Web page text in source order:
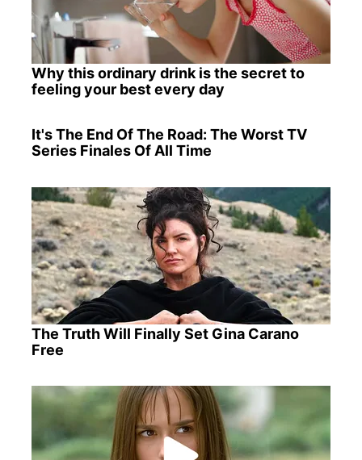
Why this ordinary drink is the secret to
feeling your best every day
It's The End Of The Road: The Worst TV
Series Finales Of All Time
The Truth Will Finally Set Gina Carano
Free